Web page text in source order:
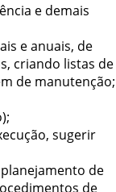
e demais
e anuais, de
criando listas de
de manutenção;
sugerir
de
de